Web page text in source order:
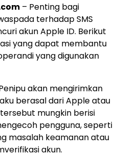
– Penting bagi
terhadap SMS
akun Apple ID. Berikut
yang dapat membantu
yang digunakan
akan mengirimkan
berasal dari Apple atau
mungkin berisi
pengguna, seperti
masalah keamanan atau
akun.